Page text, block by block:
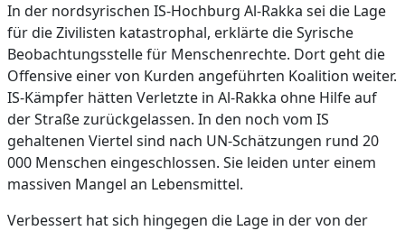
In der nordsyrischen IS-Hochburg Al-Rakka sei die Lage
für die Zivilisten katastrophal, erklärte die Syrische
Beobachtungsstelle für Menschenrechte. Dort geht die
Offensive einer von Kurden angeführten Koalition weiter.
IS-Kämpfer hätten Verletzte in Al-Rakka ohne Hilfe auf
der Straße zurückgelassen. In den noch vom IS
gehaltenen Viertel sind nach UN-Schätzungen rund 20
000 Menschen eingeschlossen. Sie leiden unter einem
massiven Mangel an Lebensmittel.
Verbessert hat sich hingegen die Lage in der von der